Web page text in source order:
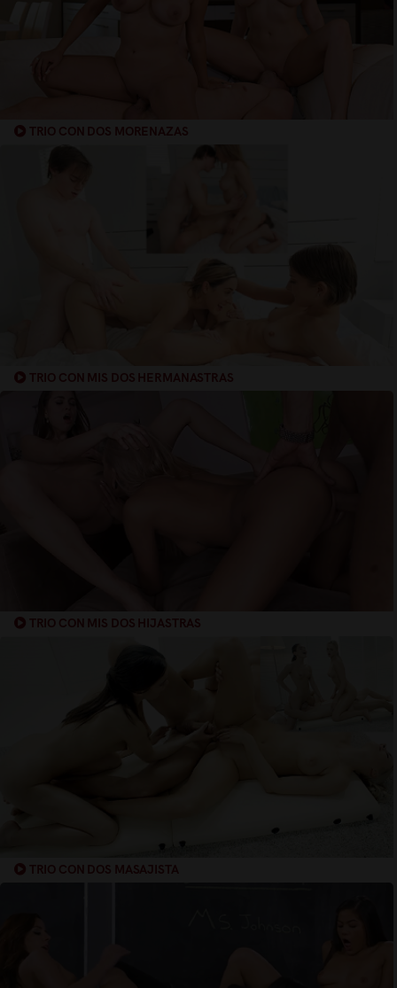
TRIO CON DOS MORENAZAS
TRIO CON MIS DOS HERMANASTRAS
TRIO CON MIS DOS HIJASTRAS
TRIO CON DOS MASAJISTA